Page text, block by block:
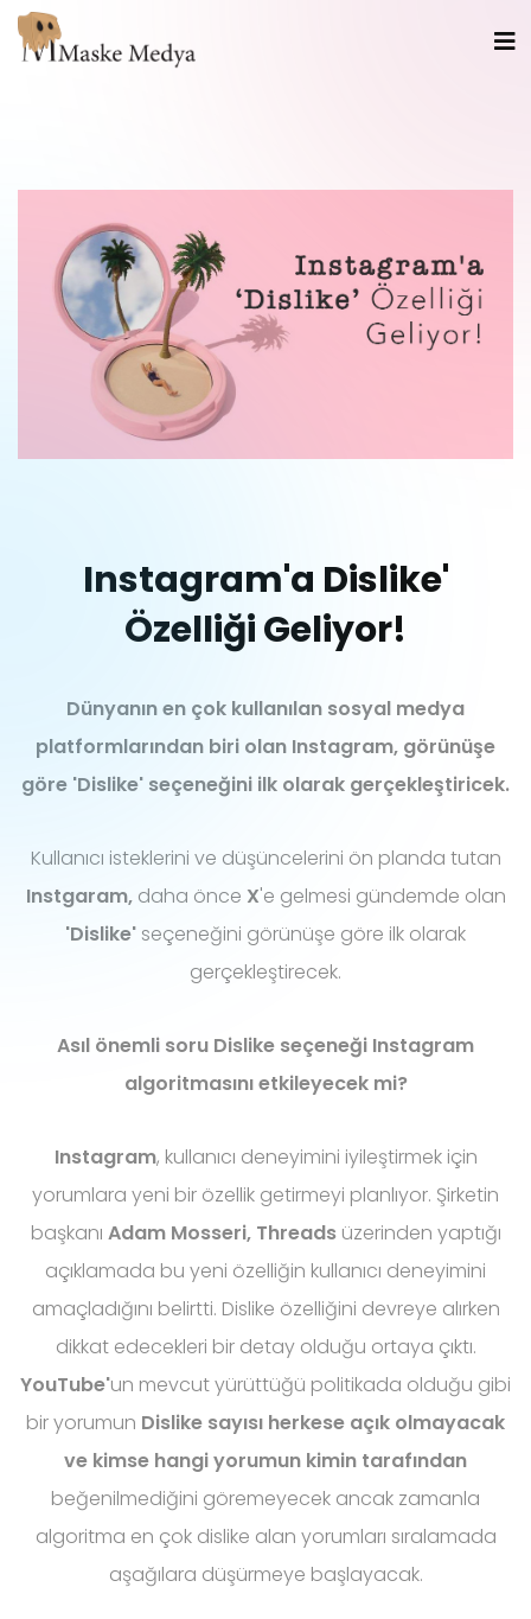
Instagram'a Dislike'
Özelliği Geliyor!
Dünyanın en çok kullanılan sosyal medya
platformlarından biri olan Instagram, görünüşe
göre 'Dislike' seçeneğini ilk olarak gerçekleştiricek.
Kullanıcı isteklerini ve düşüncelerini ön planda tutan
Instgaram,daha önce X'e gelmesi gündemde olan
'Dislike' seçeneğini görünüşe göre ilk olarak
gerçekleştirecek.
Asıl önemli soru Dislike seçeneği Instagram
algoritmasını etkileyecek mi?
Instagram, kullanıcı deneyimini iyileştirmek için
yorumlara yeni bir özellik getirmeyi planlıyor. Şirketin
başkanı Adam Mosseri, Threads üzerinden yaptığı
açıklamada bu yeni özelliğin kullanıcı deneyimini
amaçladığını belirtti. Dislike özelliğini devreye alırken
dikkat edecekleri bir detay olduğu ortaya çıktı.
YouTube'un mevcut yürüttüğü politikada olduğu gibi
bir yorumun Dislike sayısı herkese açık olmayacak
ve kimse hangi yorumun kimin tarafından
beğenilmediğini göremeyecek ancak zamanla
algoritma en çok dislike alan yorumları sıralamada
aşağılara düşürmeye başlayacak.